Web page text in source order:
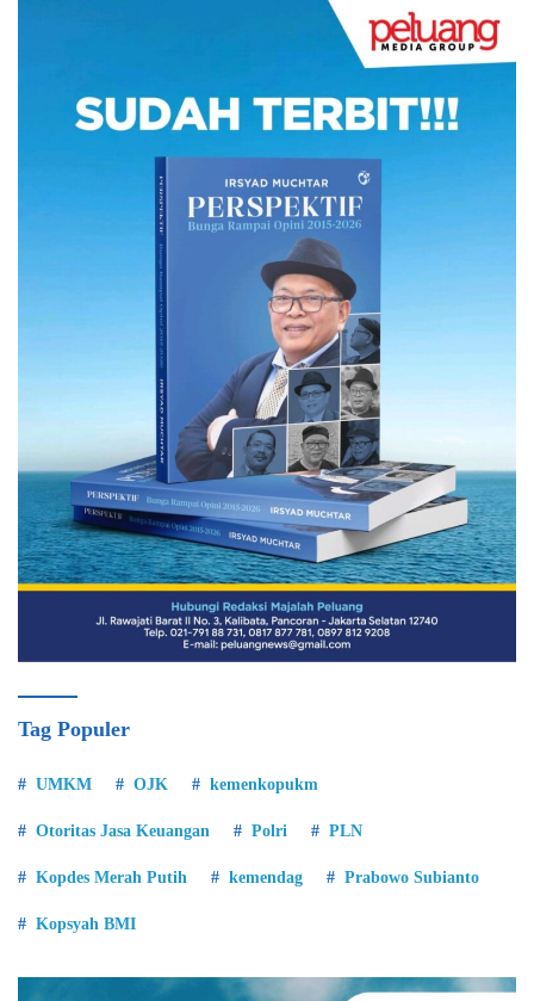
Tag Populer
UMKM OJK kemenkopukm
Otoritas Jasa Keuangan Polri PLN
Kopdes Merah Putih kemendag Prabowo Subianto
Kopsyah BMI